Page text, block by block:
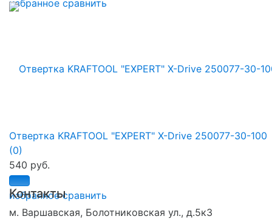
избранное сравнить
избранное сравнить
Отвертка KRAFTOOL "EXPERT" X-Drive 250077-30-100
(0)
540 руб.
Контакты
м. Варшавская, Болотниковская ул., д.5к3